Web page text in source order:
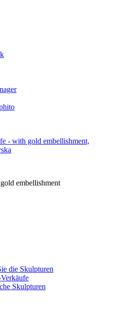
embellishment
die Skulpturen
Skulpturen